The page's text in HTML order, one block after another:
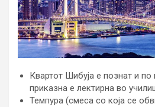
Квартот Шибуја е познат и по
приказна е лектирна во
Темпура (смеса со која се